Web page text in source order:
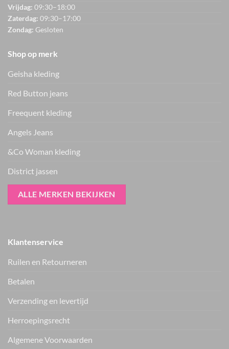
Vrijdag: 09:30–18:00
Zaterdag: 09:30–17:00
Zondag: Gesloten
Shop op merk
Geisha kleding
Red Button jeans
Freequent kleding
Angels Jeans
&Co Woman kleding
District jassen
ALLE MERKEN BEKIJKEN
Klantenservice
Ruilen en Retourneren
Betalen
Verzending en levertijd
Herroepingsrecht
Algemene Voorwaarden
Nieuwe items als eerste zien — geen spam, gewoon af en toe een
ter Horst mode skort